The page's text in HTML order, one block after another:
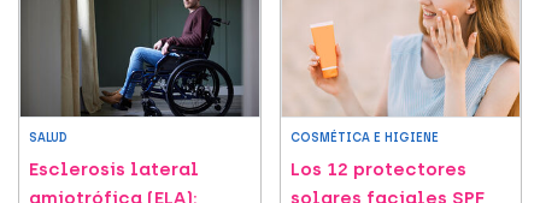
SALUD
Esclerosis lateral
COSMÉTICA E HIGIENE
Los 12 protectores